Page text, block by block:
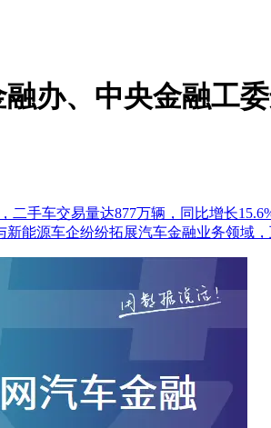
办、中央金融工
二手车交易量达877万辆，同比增长
能源车企纷纷拓展汽车金融业务领域